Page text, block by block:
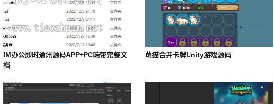
IM办公即时通讯源码APP+PC端带完整文
档
萌猫合并卡牌Unity游戏源码